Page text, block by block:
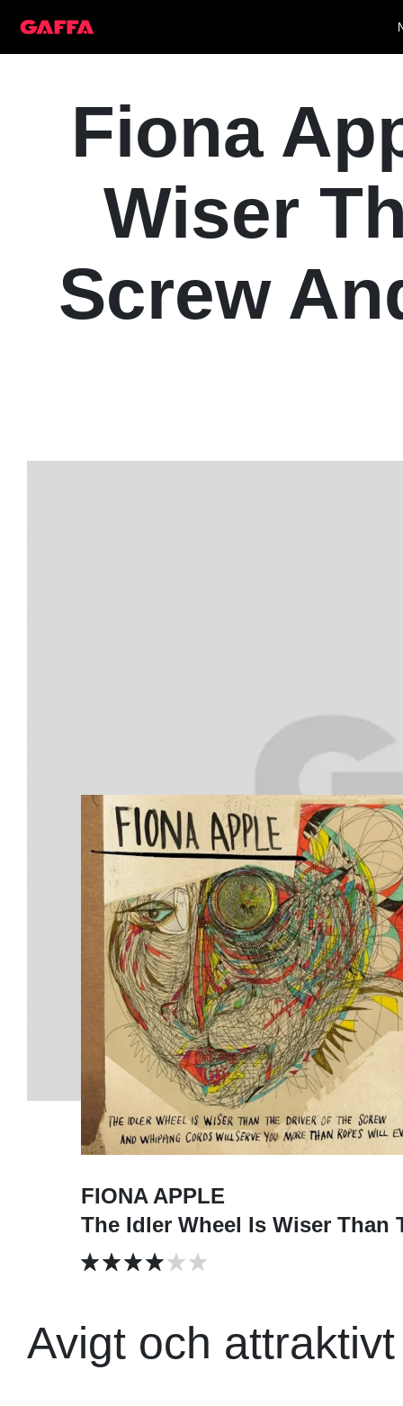
Fiona
Wiser
Screw
FIONA APPLE
The Idler Wheel Is Wiser Than
Avigt och